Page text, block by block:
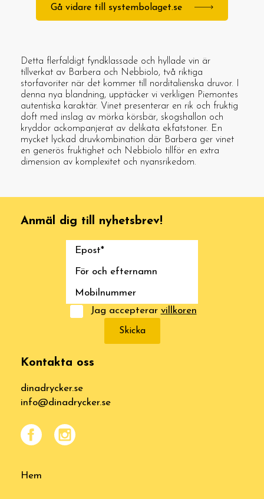
Gå vidare till systembolaget.se
Detta flerfaldigt fyndklassade och hyllade vin är
tillverkat av Barbera och Nebbiolo, två riktiga
storfavoriter när det kommer till norditalienska druvor. I
denna nya blandning, upptäcker vi verkligen Piemontes
autentiska karaktär. Vinet presenterar en rik och fruktig
doft med inslag av mörka körsbär, skogshallon och
kryddor ackompanjerat av delikata ekfatstoner. En
mycket lyckad druvkombination där Barbera ger vinet
en generös fruktighet och Nebbiolo tillför en extra
dimension av komplexitet och nyansrikedom.
Anmäl dig till nyhetsbrev!
Jag accepterar villkoren
Skicka
Kontakta oss
dinadrycker.se
info@dinadrycker.se
Hem